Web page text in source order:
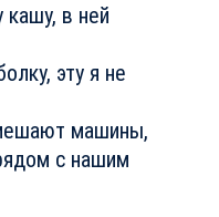
кашу, в ней
эту я не
машины,
с нашим